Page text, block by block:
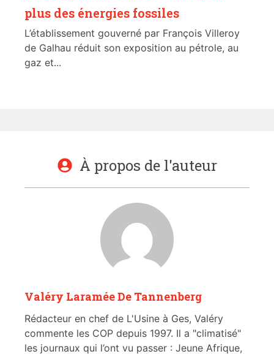
plus des énergies fossiles
L’établissement gouverné par François Villeroy
de Galhau réduit son exposition au pétrole, au
gaz et...
À propos de l'auteur
Valéry Laramée De Tannenberg
Rédacteur en chef de L'Usine à Ges, Valéry
commente les COP depuis 1997. Il a "climatisé"
les journaux qui l’ont vu passer : Jeune Afrique,